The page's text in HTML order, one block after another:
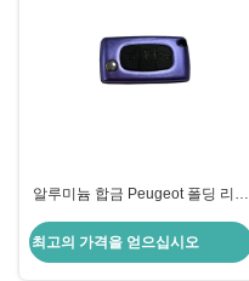
알루미늄 합금 Peugeot 폴딩 리모
최고의 가격을 얻으십시오